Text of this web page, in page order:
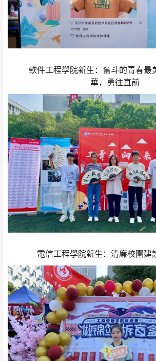
軟件工程學院新生：奮斗的青春最
華，勇往直前
電信工程學院新生：清廉校園建